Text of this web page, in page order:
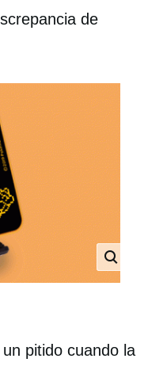
de
pitido cuando la